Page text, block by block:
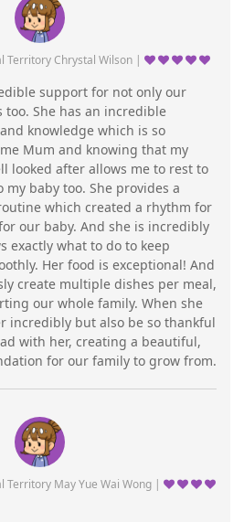
Territory Chrystal Wilson |
support for not only our
too. She has an incredible
knowledge which is so
Mum and knowing that my
looked after allows me to rest to
baby too. She provides a
which created a rhythm for
our baby. And she is incredibly
exactly what to do to keep
Her food is exceptional! And
create multiple dishes per meal,
our whole family. When she
incredibly but also be so thankful
with her, creating a beautiful,
for our family to grow from.
Territory May Yue Wai Wong |